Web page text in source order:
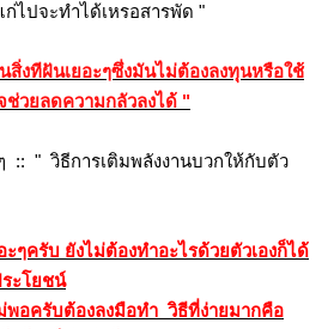
ไปจะทำได้เหรอสารพัด "
งทีฝันเยอะๆซึ่งมันไม่ต้องลงทุนหรือใช้
ช่วยลดความกลัวลงได้ "
:: " วิธีการเติมพลังงานบวกให้กับตัว
ๆครับ ยังไม่ต้องทำอะไรด้วยตัวเองก็ได้
ะโยชน์
อครับต้องลงมือทำ วิธีที่ง่ายมากคือ